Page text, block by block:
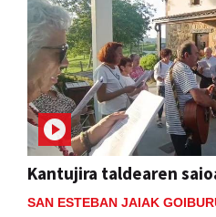
Kantujira taldearen
SAN ESTEBAN JAIAK